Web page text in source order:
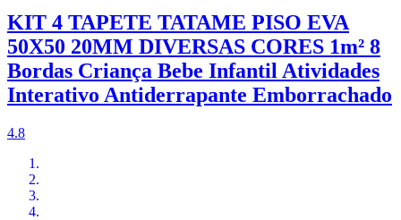
KIT 4 TAPETE TATAME PISO EVA
50X50 20MM DIVERSAS CORES 1m² 8
Bordas Criança Bebe Infantil Atividades
Interativo Antiderrapante Emborrachado
4.8